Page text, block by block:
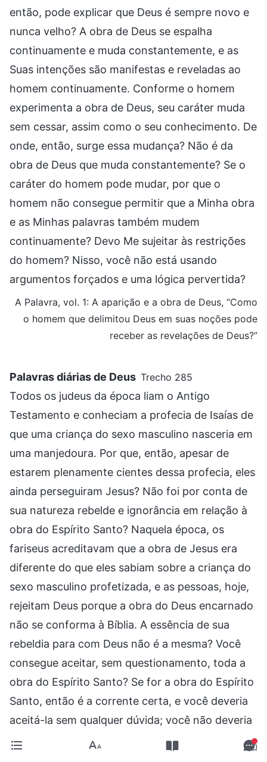
então, pode explicar que Deus é sempre novo e
nunca velho? A obra de Deus se espalha
continuamente e muda constantemente, e as
Suas intenções são manifestas e reveladas ao
homem continuamente. Conforme o homem
experimenta a obra de Deus, seu caráter muda
sem cessar, assim como o seu conhecimento. De
onde, então, surge essa mudança? Não é da
obra de Deus que muda constantemente? Se o
caráter do homem pode mudar, por que o
homem não consegue permitir que a Minha obra
e as Minhas palavras também mudem
continuamente? Devo Me sujeitar às restrições
do homem? Nisso, você não está usando
argumentos forçados e uma lógica pervertida?
A Palavra, vol. 1: A aparição e a obra de Deus, “Como
o homem que delimitou Deus em suas noções pode
receber as revelações de Deus?”
Palavras diárias de Deus Trecho 285
Todos os judeus da época liam o Antigo
Testamento e conheciam a profecia de Isaías de
que uma criança do sexo masculino nasceria em
uma manjedoura. Por que, então, apesar de
estarem plenamente cientes dessa profecia, eles
ainda perseguiram Jesus? Não foi por conta de
sua natureza rebelde e ignorância em relação à
obra do Espírito Santo? Naquela época, os
fariseus acreditavam que a obra de Jesus era
diferente do que eles sabiam sobre a criança do
sexo masculino profetizada, e as pessoas, hoje,
rejeitam Deus porque a obra do Deus encarnado
não se conforma à Bíblia. A essência de sua
rebeldia para com Deus não é a mesma? Você
consegue aceitar, sem questionamento, toda a
obra do Espírito Santo? Se for a obra do Espírito
Santo, então é a corrente certa, e você deveria
aceitá-la sem qualquer dúvida; você não deveria
ficar escolhendo o que aceitar. Se você ganhar